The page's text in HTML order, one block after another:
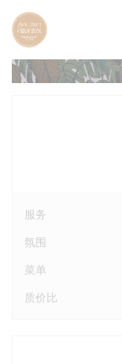
Cookie管理面板
服务
氛围
菜单
质价比